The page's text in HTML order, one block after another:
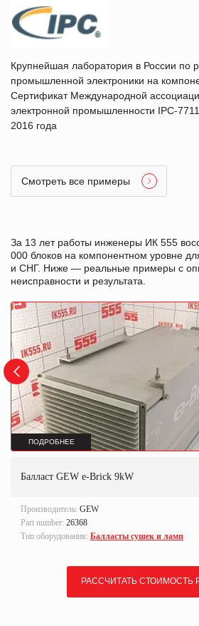
Крупнейшая лаборатория в России по
промышленной электроники на
Сертификат Международной
электронной промышленности IPC-
2016 года
Смотреть все примеры
За 13 лет работы инженеры ИК 555
000 блоков на компонентном уровне
и СНГ. Ниже — реальные примеры с
неисправности и результата.
ПОДРОБНЕЕ
Балласт GEW e-Brick 9kW
Производитель: GEW
Part number: 26368
Тип оборудования: Балласты сушек и ламп
РАССЧИТАТЬ СТОИМОСТЬ